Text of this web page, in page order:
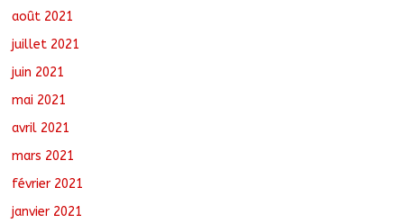
août 2021
juillet 2021
juin 2021
mai 2021
avril 2021
mars 2021
février 2021
janvier 2021